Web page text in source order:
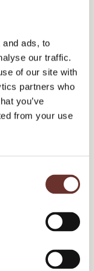
ads, to
our traffic.
of our site with
partners who
you’ve
from your use
digitalt? Det var
sådan,
Digital marketing